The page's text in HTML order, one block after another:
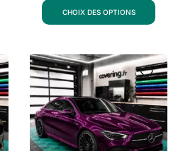
CHOIX DES OPTIONS